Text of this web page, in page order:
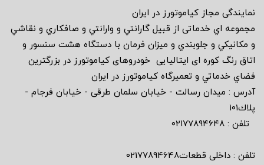
نمايندگى مجاز كياموتورز در ايران
مجموعه اي خدماتى از قبيل گارانتي و وارانتي و صافكاري و نقاشي
و مكانيكي و جلوبندي و ميزان فرمان با دستگاه هشت سنسور و
اتاق رنگ كوره اى ايتاليايى خودروهاى كياموتورز در بزرگترين
فضاي خدماتي و تعميرگاه كياموتورز در ايران
آدرس : ميدان رسالت - خيابان سلمان طرقى - خيابان فرجام -
پلاك١٠١
تلفن : ٠٢١٧٧٨٩٤٦٤٨
تلفن : داخلی قطعات02177894648